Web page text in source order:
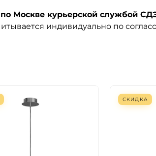
Москве курьерской службой
индивидуально по
СКИДКА